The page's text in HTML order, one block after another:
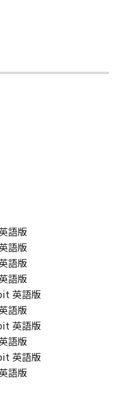
except as
herein, and
third party the
translate or
language,
or otherwise
and you shall
so.
or delete any
its licensors
any copy
in all respects
property
Except as
license or right,
conveyed or
any intellectual
export laws and
語版
語版
語版
語版
英語版
語版
英語版
語版
英語版
語版